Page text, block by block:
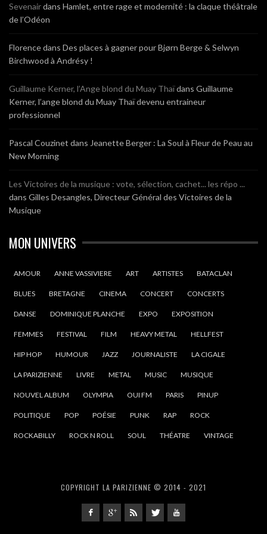
Sevenairdans Hamlet, entre rage et modernité : la claque théâtrale
de l’Odéon
Florencedans Des places à gagner pour Bjørn Berge & Selwyn
Birchwood à Andrésy !
Guillaume Kerner, l’Ange blond du Muay Thaïdans Guillaume
Kerner, l’ange blond du Muay Thaï devenu entraineur
professionnel
Pascal Couzinet dans Jeanette Berger : La Soul à Fleur de Peau au
New Morning
Les Victoires de la musique : vote, sélection, cachet... les répo ...
dans Gilles Desangles, Directeur Général des Victoires de la
Musique
MON UNIVERS
AMOUR ANNE VASSIVIERE ART ARTISTES BATACLAN
BLUES BRETAGNE CINEMA CONCERT CONCERTS
DANSE DOMINIQUE PLANCHE EXPO EXPOSITION
FEMMES FESTIVAL FILM HEAVY METAL HELLFEST
HIP HOP HUMOUR JAZZ JOURNALISTE LA CIGALE
LA PARIZIENNE LIVRE METAL MUSIC MUSIQUE
NOUVEL ALBUM OLYMPIA OUI FM PARIS PINUP
POLITIQUE POP POÉSIE PUNK RAP ROCK
ROCKABILLY ROCK N ROLL SOUL THÉATRE VINTAGE
COPYRIGHT LA PARIZIENNE © 2014 - 2021